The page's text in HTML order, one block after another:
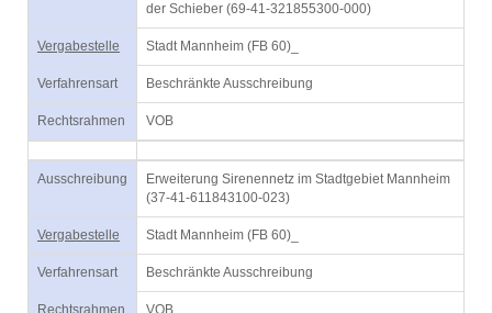
der Schieber (69-41-321855300-000)
Vergabestelle Stadt Mannheim (FB 60)_
Verfahrensart Beschränkte Ausschreibung
Rechtsrahmen VOB
Ausschreibung
Erweiterung Sirenennetz im Stadtgebiet Mannheim
(37-41-611843100-023)
Vergabestelle Stadt Mannheim (FB 60)_
Verfahrensart Beschränkte Ausschreibung
Rechtsrahmen VOB